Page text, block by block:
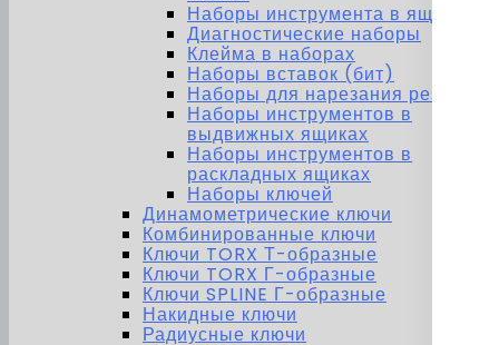
Наборы инструмента в ящиках
Диагностические наборы
Клейма в наборах
Наборы вставок (бит)
Наборы для нарезания резьбы
Наборы инструментов в
выдвижных ящиках
Наборы инструментов в
раскладных ящиках
Наборы ключей
Динамометрические ключи
Комбинированные ключи
Ключи TORX Т-образные
Ключи TORX Г-образные
Ключи SPLINE Г-образные
Накидные ключи
Радиусные ключи